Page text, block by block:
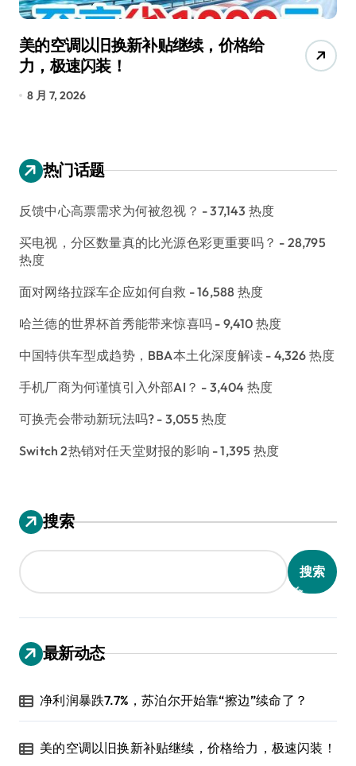
美的空调以旧换新补贴继续，价格给
力，极速闪装！
8 月 7, 2026
热门话题
反馈中心高票需求为何被忽视？ - 37,143 热度
买电视，分区数量真的比光源色彩更重要吗？ - 28,795
热度
面对网络拉踩车企应如何自救 - 16,588 热度
哈兰德的世界杯首秀能带来惊喜吗 - 9,410 热度
中国特供车型成趋势，BBA本土化深度解读 - 4,326 热度
手机厂商为何谨慎引入外部AI？ - 3,404 热度
可换壳会带动新玩法吗? - 3,055 热度
Switch 2热销对任天堂财报的影响 - 1,395 热度
搜索
搜索
最新动态
净利润暴跌7.7%，苏泊尔开始靠“擦边”续命了？
美的空调以旧换新补贴继续，价格给力，极速闪装！